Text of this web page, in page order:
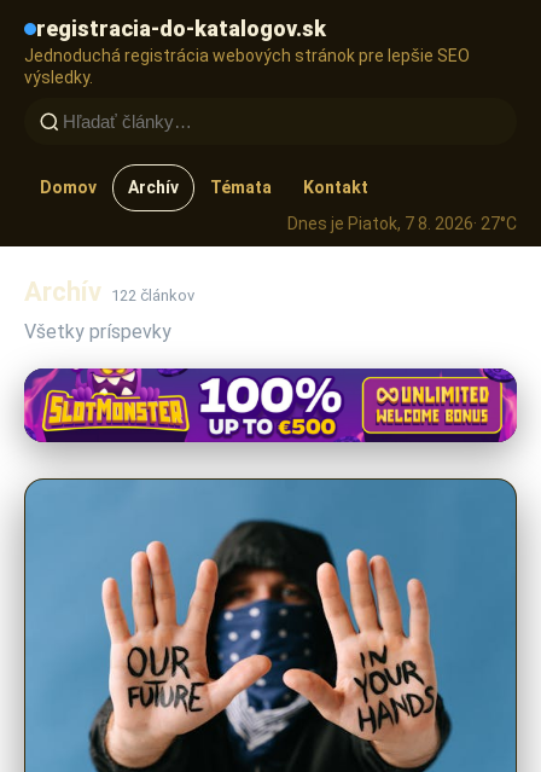
registracia-do-katalogov.sk
Jednoduchá registrácia webových stránok pre lepšie SEO
výsledky.
Domov Archív Témata
Kontakt
Dnes je Piatok, 7 8. 2026· 27°C
Archív 122 článkov
Všetky príspevky